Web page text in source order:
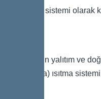
Ana ısıtma sistemi olarak
Evet. Uygun yalıtım ve
birincil (ana) ısıtma